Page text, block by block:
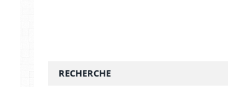
RECHERCHE